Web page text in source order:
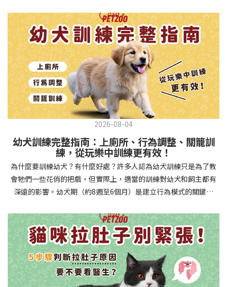
2026-08-04
幼犬訓練完整指南：上廁所、行為調整、關籠訓
練，從玩樂中訓練更有效！
為什麼要訓練幼犬？有什麼好處？許多人認為幼犬訓練只是為了教
會牠們一些花俏的把戲，但實際上，適當的訓練對幼犬和飼主都有
深遠的影響。幼犬期（約8週至6個月）是建立行為模式的關鍵時
的行為問題，並建立人犬間的健康關係。 建立安全健康的生活環境
透過基礎訓練，幼犬能學會家居規則，避免危險行為和破壞家具。
像是「不」和「放下」等指令可以阻止幼犬咬電線或誤食有害物
質，有效降低居家意外風險。規律的如廁訓練則能養成良好衛生習
慣，讓家中環境保持乾淨舒適。增強溝通與信任關係訓練過程就像
建立一種共同語言，幫助你和幼犬更好地理解彼此。當幼犬學會回